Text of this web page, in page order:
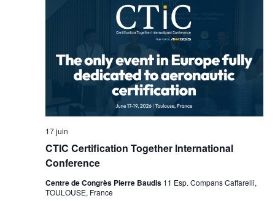
CTIC Certification Together International
Conference
17 juin
Centre de Congrès Pierre Baudis 11 Esp. Compans Caffarelli,
TOULOUSE, France